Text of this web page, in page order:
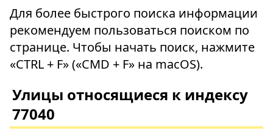
Для более быстрого поиска информации
рекомендуем пользоваться поиском по
странице. Чтобы начать поиск, нажмите
«CTRL + F» («CMD + F» на macOS).
Улицы относящиеся к индексу
77040